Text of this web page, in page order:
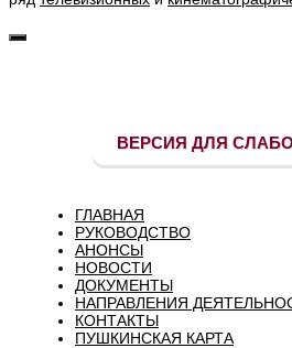
ВЕРСИЯ ДЛЯ
ГЛАВНАЯ
РУКОВОДСТВО
АНОНСЫ
НОВОСТИ
ДОКУМЕНТЫ
НАПРАВЛЕНИЯ
КОНТАКТЫ
ПУШКИНСКАЯ КАРТА